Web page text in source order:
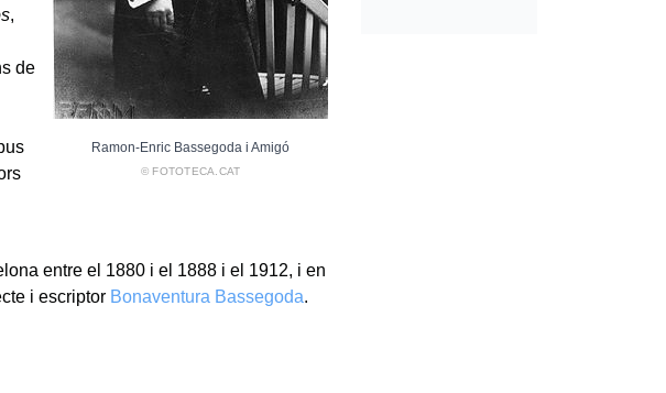
Ramon-Enric Bassegoda i Amigó
© FOTOTECA.CAT
,
de
entre el 1880 i el 1888 i el 1912, i en
i escriptor Bonaventura Bassegoda.